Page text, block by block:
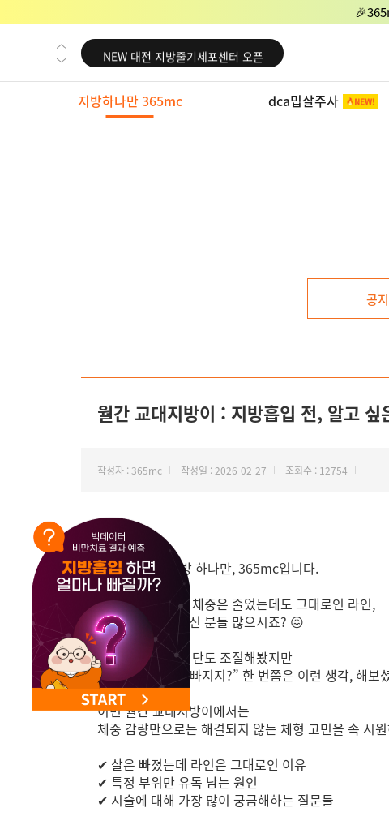
NEW 교대 지방줄기세포센터 오픈
NEW 대전 지방줄기세포센터 오픈
NEW 노원 지방줄기세포센터 오픈
NEW 미국 LA점 오픈
지방하나만 365mc dca밉살주사
공
월간 교대지방이 : 지방흡입 전, 알고
작성자 : 365mc 작성일 : 2026-02-27 조회수 : 12754
안녕하세요. 지방 하나만, 365mc입니다.
새해가 밝았지만, 체중은 줄었는데도 그대로인 라인,
여전히 고민 중이신 분들 많으시죠? 😖
운동도 해보고, 식단도 조절해봤지만
“왜 이 부분은 안 빠지지?” 한 번쯤은 이런 생각, 해보
이번 월간 교대지방이에서는
체중 감량만으로는 해결되지 않는 체형 고민을 속 시
✔ 살은 빠졌는데 라인은 그대로인 이유
✔ 특정 부위만 유독 남는 원인
✔ 시술에 대해 가장 많이 궁금해하는 질문들